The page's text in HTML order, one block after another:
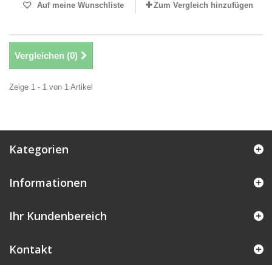
Auf meine Wunschliste Zum Vergleich hinzufügen
Vergleichen (0)
Zeige 1 - 1 von 1 Artikel
Kategorien
Informationen
Ihr Kundenbereich
Kontakt